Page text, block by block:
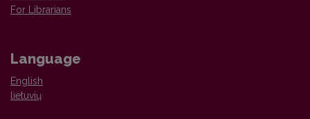
For Librarians
Language
English
lietuvių